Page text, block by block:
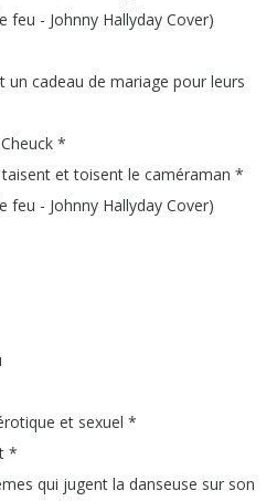
feu - Johnny Hallyday Cover)
un cadeau de mariage pour leurs
Cheuck *
taisent et toisent le caméraman *
feu - Johnny Hallyday Cover)
et sexuel *
*
qui jugent la danseuse sur son